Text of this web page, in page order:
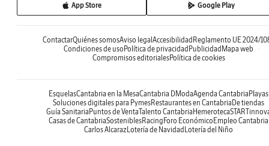
App Store Google Play
ContactarQuiénes somosAviso legalAccesibilidadReglamento UE 2024/
Condiciones de usoPolítica de privacidadPublicidadMapa web
Compromisos editorialesPolítica de cookies
EsquelasCantabria en la MesaCantabria DModaAgenda CantabriaPlayas
Soluciones digitales para PymesRestaurantes en CantabriaDe tiendas
Guía SanitariaPuntos de VentaTalento CantabriaHemeroteca
Casas de CantabriaSosteniblesRacingForo EconómicoEmpleo Cantabria
Carlos AlcarazLotería de NavidadLotería del Niño